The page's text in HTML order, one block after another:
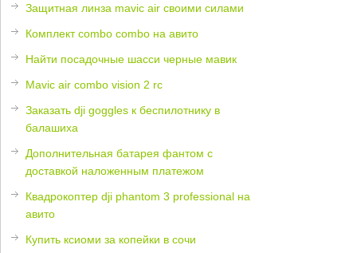
Защитная линза mavic air своими силами
Комплект combo combo на авито
Найти посадочные шасси черные мавик
Mavic air combo vision 2 rc
Заказать dji goggles к беспилотнику в
балашиха
Дополнительная батарея фантом с
доставкой наложенным платежом
Квадрокоптер dji phantom 3 professional на
авито
Купить ксиоми за копейки в сочи